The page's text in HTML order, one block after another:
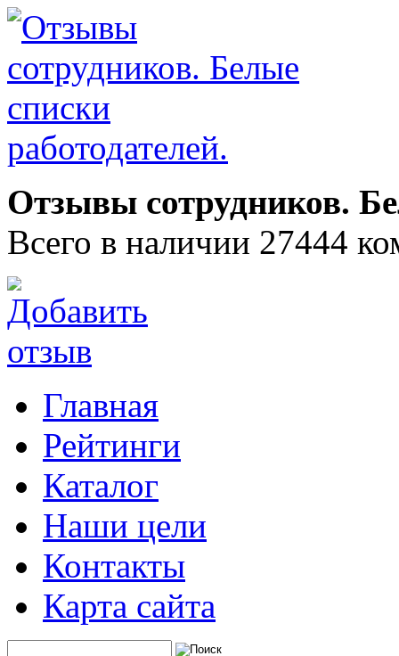
Отзывы сотрудников.
Всего в наличии 27444
Главная
Рейтинги
Каталог
Наши цели
Контакты
Карта сайта